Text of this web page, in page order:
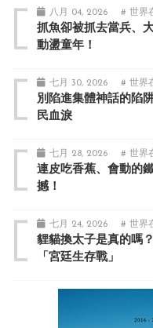
八月 04, 2026 # 世界
抓魚卻被抓去當兵、
動盪童年！
七月 30, 2026 # 世界
別陷進集體神話的陷
民血淚
七月 28, 2026 # 世界
連皮吃香蕉、會動的
撼！
七月 24, 2026 # 世界
貍貓換太子是真的嗎
「宮廷生存戰」